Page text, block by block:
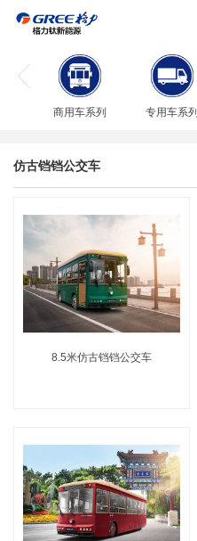
商用车系列 专用车系列
仿古铛铛公交车
8.5米仿古铛铛公交车